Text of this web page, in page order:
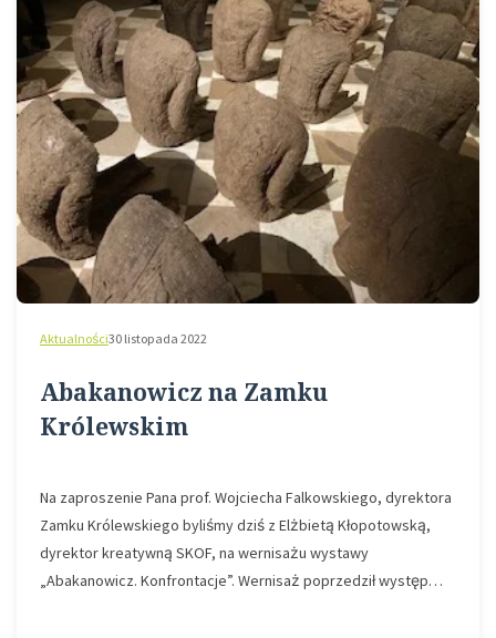
Aktualności30 listopada 2022
Abakanowicz na Zamku
Królewskim
Na zaproszenie Pana prof. Wojciecha Falkowskiego, dyrektora
Zamku Królewskiego byliśmy dziś z Elżbietą Kłopotowską,
dyrektor kreatywną SKOF, na wernisażu wystawy
„Abakanowicz. Konfrontacje”. Wernisaż poprzedził występ…